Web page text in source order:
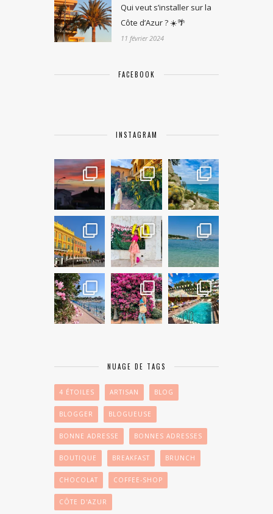
Qui veut s’installer sur la
Côte d’Azur ? ☀️🌴
11 février 2024
FACEBOOK
INSTAGRAM
NUAGE DE TAGS
4 ÉTOILES ARTISAN BLOG
BLOGGER BLOGUEUSE
BONNE ADRESSE BONNES ADRESSES
BOUTIQUE BREAKFAST BRUNCH
CHOCOLAT COFFEE-SHOP
CÔTE D'AZUR